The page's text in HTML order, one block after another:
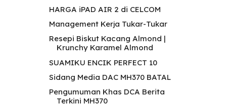
HARGA iPAD AIR 2 di CELCOM
Management Kerja Tukar-Tukar
Resepi Biskut Kacang Almond |
Krunchy Karamel Almond
SUAMIKU ENCIK PERFECT 10
Sidang Media DAC MH370 BATAL
Pengumuman Khas DCA Berita
Terkini MH370